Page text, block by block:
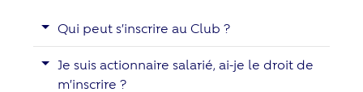
Qui peut s’inscrire au Club ?
Je suis actionnaire salarié, ai-je le droit de
m’inscrire ?